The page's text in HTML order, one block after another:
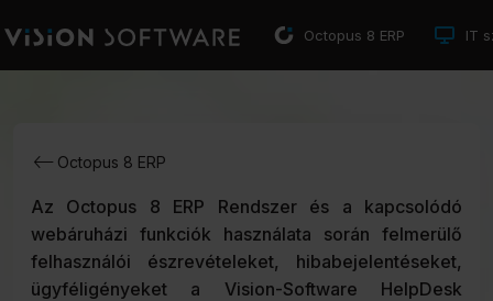
Octopus 8 ERP IT
Octopus 8 ERP
Az Octopus 8 ERP Rendszer és a kapcsolódó
webáruházi funkciók használata során felmerülő
felhasználói észrevételeket, hibabejelentéseket,
ügyféligényeket a Vision-Software HelpDesk